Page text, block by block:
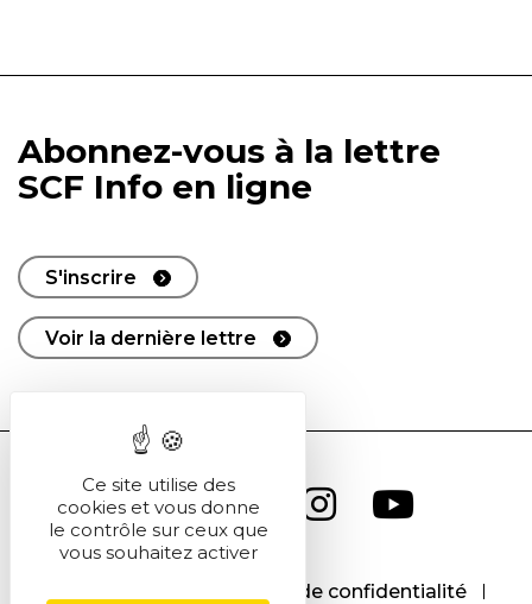
Abonnez-vous à la lettre
SCF Info en ligne
S'inscrire
Voir la dernière lettre
Politique de confidentialité
Ce site utilise des
cookies et vous donne
le contrôle sur ceux que
vous souhaitez activer